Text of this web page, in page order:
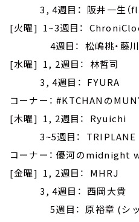
3, 4週目： 阪井一生（
[火曜] 1~3週目：
4週目： 松嶋桃・藤川
[水曜] 1, 2週目： 林哲司
3, 4週目： FYURA
コーナー： #KTCHANの
[木曜] 1, 2週目： Ryuichi
3~5週目： TRIPLANE
コーナー： 優河のmidnight
[金曜] 1, 2週目： MHRJ
3, 4週目： 西岡大貴
5週目： 原裕章 (シッ